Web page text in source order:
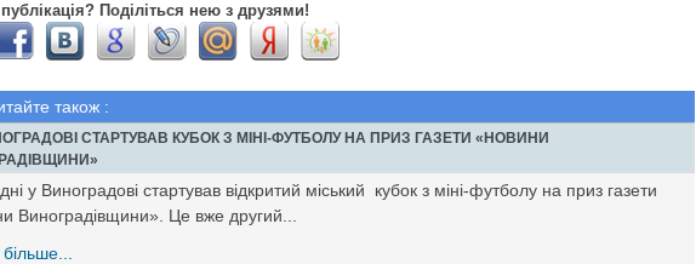
публікація? Поділіться нею з друзями!
також :
СТАРТУВАВ КУБОК З МІНІ-ФУТБОЛУ НА ПРИЗ ГАЗЕТИ «НОВИНИ
у Виноградові стартував відкритий міський кубок з міні-футболу на приз газети
Виноградівщини». Це вже другий...